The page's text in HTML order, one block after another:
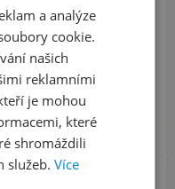
414
ENGLISH
a analýze
cookie.
našich
reklamními
je mohou
které
shromáždili
služeb. Více